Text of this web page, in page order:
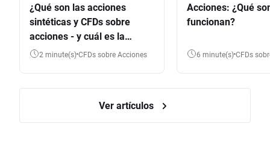
¿Qué son las acciones
sintéticas y CFDs sobre
acciones - y cuál es la
diferencia?
2 minute(s) CFDs sobre Acciones
Acciones: ¿Qué
funcionan?
6 minute(s) CFDs
Ver artículos